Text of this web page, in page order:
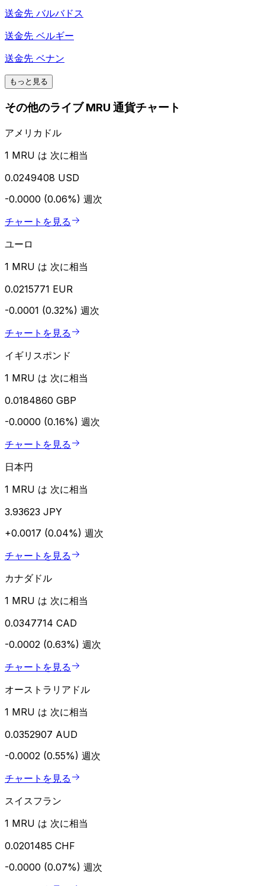
送金先 バルバドス
送金先 ベルギー
送金先 ベナン
もっと見る
その他のライブ MRU 通貨チャート
アメリカドル
1 MRU は 次に相当
0.0249408 USD
-0.0000 (0.06%) 週次
チャートを見る
ユーロ
1 MRU は 次に相当
0.0215771 EUR
-0.0001 (0.32%) 週次
チャートを見る
イギリスポンド
1 MRU は 次に相当
0.0184860 GBP
-0.0000 (0.16%) 週次
チャートを見る
日本円
1 MRU は 次に相当
3.93623 JPY
+0.0017 (0.04%) 週次
チャートを見る
カナダドル
1 MRU は 次に相当
0.0347714 CAD
-0.0002 (0.63%) 週次
チャートを見る
オーストラリアドル
1 MRU は 次に相当
0.0352907 AUD
-0.0002 (0.55%) 週次
チャートを見る
スイスフラン
1 MRU は 次に相当
0.0201485 CHF
-0.0000 (0.07%) 週次